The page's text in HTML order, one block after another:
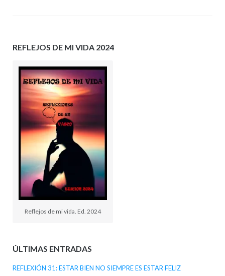
REFLEJOS DE MI VIDA 2024
Reflejos de mi vida. Ed. 2024
ÚLTIMAS ENTRADAS
REFLEXIÓN 31: ESTAR BIEN NO SIEMPRE ES ESTAR FELIZ